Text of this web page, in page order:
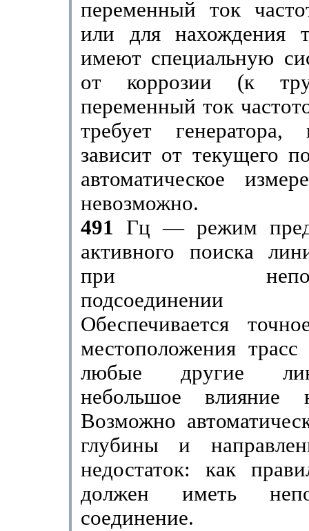
переменный ток
или для нахождения
имеют специальную
от коррозии (к
переменный ток
требует генератора,
зависит от текущего
авто­матическое
невозможно.
491 Гц — режим
активного поиска
при
подсоединении
Обеспечивается
местоположения
любые другие
небольшое влияние
Возможно
глу­бины и
недостаток: как
должен иметь
соединение.